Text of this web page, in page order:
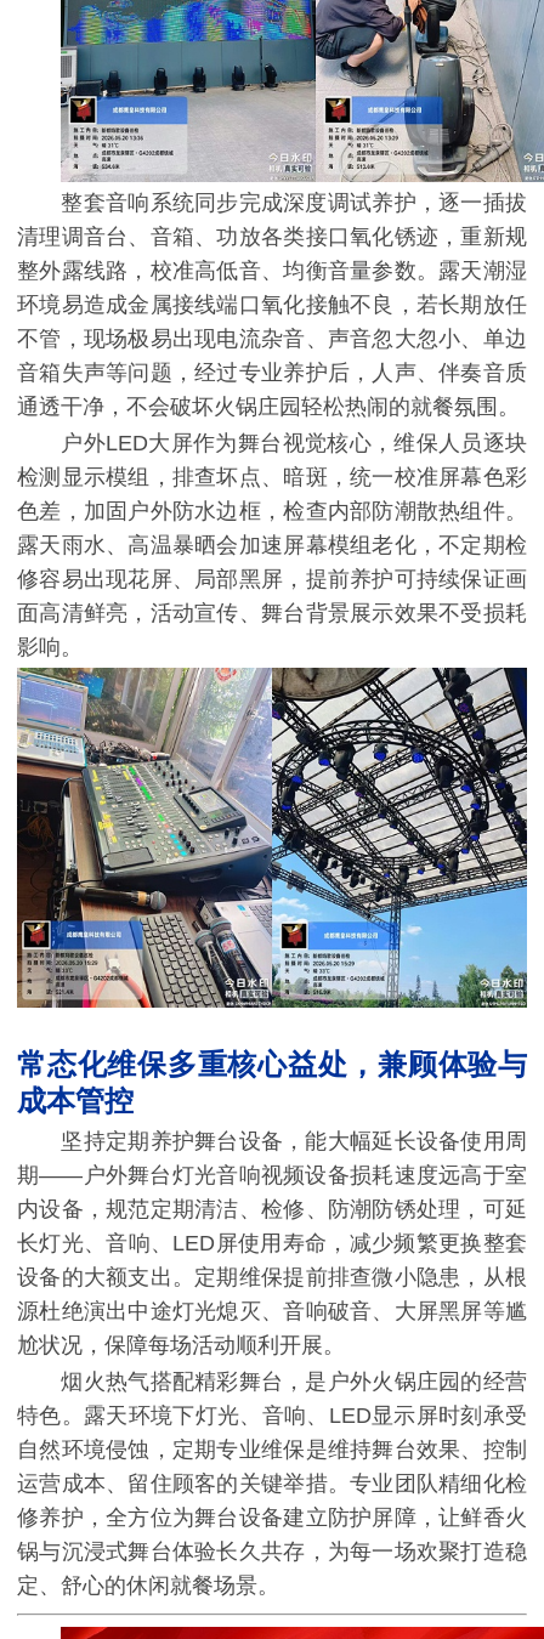
整套音响系统同步完成深度调试养护，逐一插拔
清理调音台、音箱、功放各类接口氧化锈迹，重新规
整外露线路，校准高低音、均衡音量参数。露天潮湿
环境易造成金属接线端口氧化接触不良，若长期放任
不管，现场极易出现电流杂音、声音忽大忽小、单边
音箱失声等问题，经过专业养护后，人声、伴奏音质
通透干净，不会破坏火锅庄园轻松热闹的就餐氛围。
户外LED大屏作为舞台视觉核心，维保人员逐块
检测显示模组，排查坏点、暗斑，统一校准屏幕色彩
色差，加固户外防水边框，检查内部防潮散热组件。
露天雨水、高温暴晒会加速屏幕模组老化，不定期检
修容易出现花屏、局部黑屏，提前养护可持续保证画
面高清鲜亮，活动宣传、舞台背景展示效果不受损耗
影响。
常态化维保多重核心益处，兼顾体验与
成本管控
坚持定期养护舞台设备，能大幅延长设备使用周
期——户外舞台灯光音响视频设备损耗速度远高于室
内设备，规范定期清洁、检修、防潮防锈处理，可延
长灯光、音响、LED屏使用寿命，减少频繁更换整套
设备的大额支出。定期维保提前排查微小隐患，从根
源杜绝演出中途灯光熄灭、音响破音、大屏黑屏等尴
尬状况，保障每场活动顺利开展。
烟火热气搭配精彩舞台，是户外火锅庄园的经营
特色。露天环境下灯光、音响、LED显示屏时刻承受
自然环境侵蚀，定期专业维保是维持舞台效果、控制
运营成本、留住顾客的关键举措。专业团队精细化检
修养护，全方位为舞台设备建立防护屏障，让鲜香火
锅与沉浸式舞台体验长久共存，为每一场欢聚打造稳
定、舒心的休闲就餐场景。